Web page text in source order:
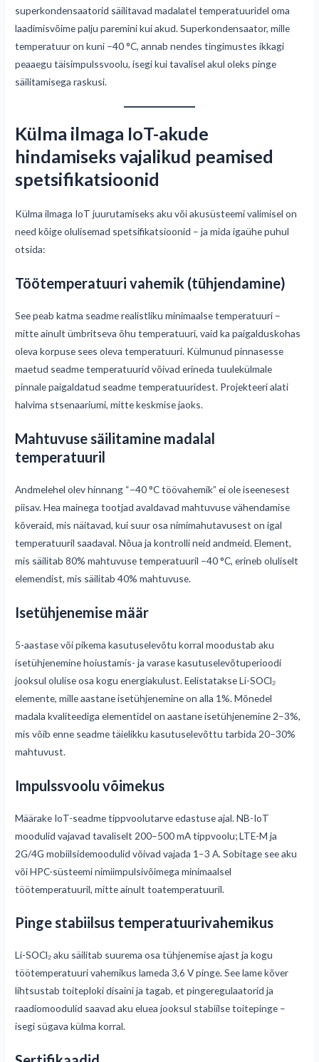
superkondensaatorid säilitavad madalatel temperatuuridel oma
laadimisvõime palju paremini kui akud. Superkondensaator, mille
temperatuur on kuni −40 °C, annab nendes tingimustes ikkagi
peaaegu täisimpulssvoolu, isegi kui tavalisel akul oleks pinge
säilitamisega raskusi.
Külma ilmaga IoT-akude
hindamiseks vajalikud peamised
spetsifikatsioonid
Külma ilmaga IoT juurutamiseks aku või akusüsteemi valimisel on
need kõige olulisemad spetsifikatsioonid – ja mida igaühe puhul
otsida:
Töötemperatuuri vahemik (tühjendamine)
See peab katma seadme realistliku minimaalse temperatuuri –
mitte ainult ümbritseva õhu temperatuuri, vaid ka paigalduskohas
oleva korpuse sees oleva temperatuuri. Külmunud pinnasesse
maetud seadme temperatuurid võivad erineda tuulekülmale
pinnale paigaldatud seadme temperatuuridest. Projekteeri alati
halvima stsenaariumi, mitte keskmise jaoks.
Mahtuvuse säilitamine madalal
temperatuuril
Andmelehel olev hinnang “−40 °C töövahemik” ei ole iseenesest
piisav. Hea mainega tootjad avaldavad mahtuvuse vähendamise
kõveraid, mis näitavad, kui suur osa nimimahutavusest on igal
temperatuuril saadaval. Nõua ja kontrolli neid andmeid. Element,
mis säilitab 80% mahtuvuse temperatuuril −40 °C, erineb oluliselt
elemendist, mis säilitab 40% mahtuvuse.
Isetühjenemise määr
5-aastase või pikema kasutuselevõtu korral moodustab aku
isetühjenemine hoiustamis- ja varase kasutuselevõtuperioodi
jooksul olulise osa kogu energiakulust. Eelistatakse Li-SOCl₂
elemente, mille aastane isetühjenemine on alla 1%. Mõnedel
madala kvaliteediga elementidel on aastane isetühjenemine 2–3%,
mis võib enne seadme täielikku kasutuselevõttu tarbida 20–30%
mahtuvust.
Impulssvoolu võimekus
Määrake IoT-seadme tippvoolutarve edastuse ajal. NB-IoT
moodulid vajavad tavaliselt 200–500 mA tippvoolu; LTE-M ja
2G/4G mobiilsidemoodulid võivad vajada 1–3 A. Sobitage see aku
või HPC-süsteemi nimiimpulsivõimega minimaalsel
töötemperatuuril, mitte ainult toatemperatuuril.
Pinge stabiilsus temperatuurivahemikus
Li-SOCl₂ aku säilitab suurema osa tühjenemise ajast ja kogu
töötemperatuuri vahemikus lameda 3,6 V pinge. See lame kõver
lihtsustab toiteploki disaini ja tagab, et pingeregulaatorid ja
raadiomoodulid saavad aku eluea jooksul stabiilse toitepinge –
isegi sügava külma korral.